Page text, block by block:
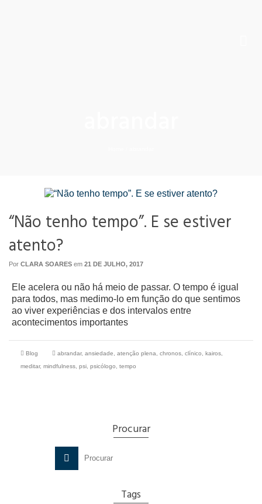
“Não tenho tempo”. E se estiver
atento?
Por CLARA SOARES em 21 DE JULHO, 2017
Ele acelera ou não há meio de passar. O tempo é igual
para todos, mas medimo-lo em função do que sentimos
ao viver experiências e dos intervalos entre
acontecimentos importantes
Blog abrandar, ansiedade atenção plena chronos clínico kairos
meditar, mindfulness psi psicólogo tempo
Procurar
for:
Tags